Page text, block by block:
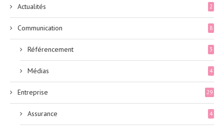
Actualités 2
Communication 8
Référencement 3
Médias 4
Entreprise 29
Assurance 4